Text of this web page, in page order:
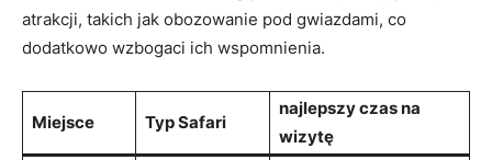
atrakcji, takich jak obozowanie pod gwiazdami, co
dodatkowo ⁤wzbogaci ich wspomnienia.
Miejsce Typ ‌Safari
najlepszy czas na
wizytę